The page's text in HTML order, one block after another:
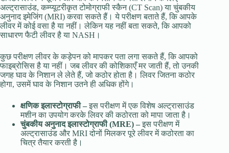
अल्ट्रासाउंड, कम्प्यूटरीकृत टोमोग्राफी स्कैन (CT Scan) या चुंबकीय
अनुनाद इमेजिंग (MRI) करवा सकते हैं। ये परीक्षण बताते हैं, कि आपके
लीवर में कोई वसा है या नहीं। लेकिन यह नहीं बता सकते, कि आपको
साधारण फैटी लीवर है या NASH।
कुछ परीक्षण लीवर के कड़ेपन को मापकर पता लगा सकते हैं, कि आपको
फाइब्रोसिस है या नहीं। जब लीवर की कोशिकाएँ मर जाती हैं, तो उनकी
जगह घाव के निशान ले लेते हैं, जो कठोर होता है। लिवर जितना कठोर
होगा, उसमें घाव के निशान उतने ही अधिक होंगे।
क्षणिक इलास्टोग्राफी –इस परीक्षण में एक विशेष अल्ट्रासाउंड
मशीन का उपयोग करके लिवर की कठोरता को मापा जाता है।
चुंबकीय अनुनाद इलास्टोग्राफी (MRE) –इस परीक्षण में
अल्ट्रासाउंड और MRI दोनों मिलकर पूरे लीवर में कठोरता का
चित्र तैयार करती है।